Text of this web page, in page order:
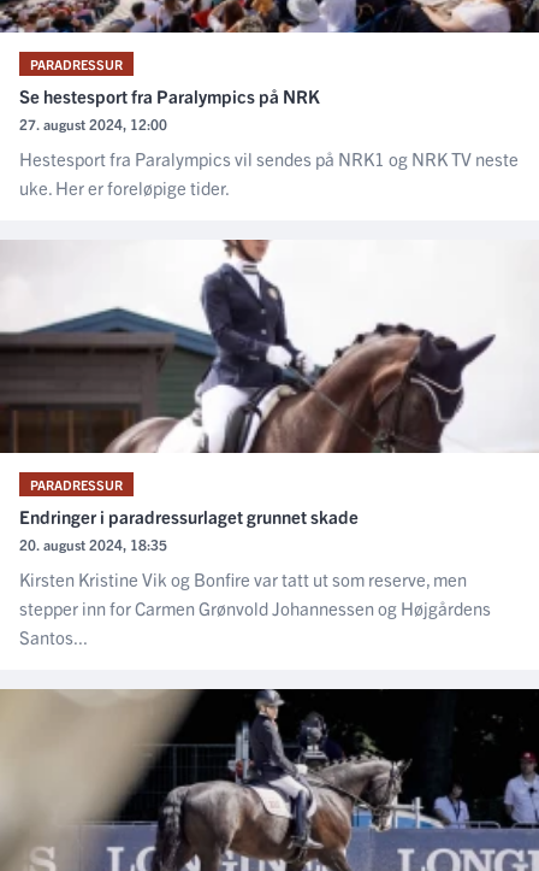
PARADRESSUR
Se hestesport fra Paralympics på NRK
27. august 2024, 12:00
Hestesport fra Paralympics vil sendes på NRK1 og NRK TV neste
uke. Her er foreløpige tider.
PARADRESSUR
Endringer i paradressurlaget grunnet skade
20. august 2024, 18:35
Kirsten Kristine Vik og Bonfire var tatt ut som reserve, men
stepper inn for Carmen Grønvold Johannessen og Højgårdens
Santos...